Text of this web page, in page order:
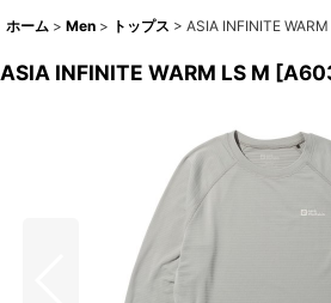
ホーム > Men > トップス > ASIA INFINITE
ASIA INFINITE WARM LS M [